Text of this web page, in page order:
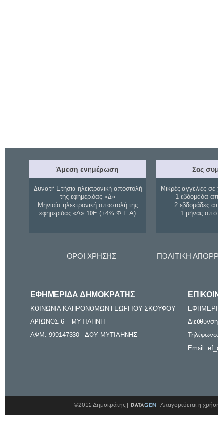
Άμεση ενημέρωση
Δυνατή Ετήσια ηλεκτρονική αποστολή
της εφημερίδας «Δ»
Μηνιαία ηλεκτρονική αποστολή της
εφημερίδας «Δ» 10Ε (+4% Φ.Π.Α)
Σας
Μικρές αγγελίες σε
1 εβδομάδα
2 εβδομάδες
1 μήνας
ΟΡΟΙ ΧΡΗΣΗΣ ΠΟΛΙΤΙΚΗ
ΕΦΗΜΕΡΙΔΑ ΔΗΜΟΚΡΑΤΗΣ
ΚΟΙΝΩΝΙΑ ΚΛΗΡΟΝΟΜΩΝ ΓΕΩΡΓΙΟΥ ΣΚΟΥΦΟΥ
ΑΡΙΩΝΟΣ 6 – ΜΥΤΙΛΗΝΗ
ΑΦΜ: 999147330 - ΔΟΥ ΜΥΤΙΛΗΝΗΣ
Email:
©2012 Δημοκράτης | Απαγορεύεται η